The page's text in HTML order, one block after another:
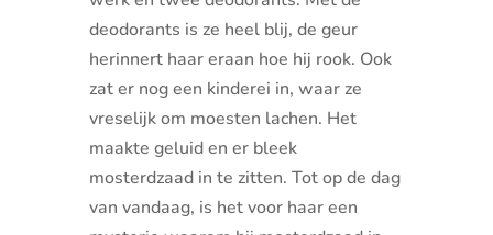
deodorants is ze heel blij, de geur
herinnert haar eraan hoe hij rook. Ook
zat er nog een kinderei in, waar ze
vreselijk om moesten lachen. Het
maakte geluid en er bleek
mosterdzaad in te zitten. Tot op de dag
van vandaag, is het voor haar een